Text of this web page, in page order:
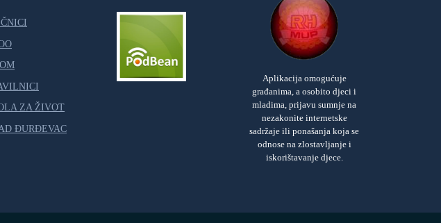
ZA ŽIVOT
ĐURĐEVAC
Aplikacija omogućuje
građanima, a osobito djeci i
mladima, prijavu sumnje na
nezakonite internetske
sadržaje ili ponašanja koja se
odnose na zlostavljanje i
iskorištavanje djece.